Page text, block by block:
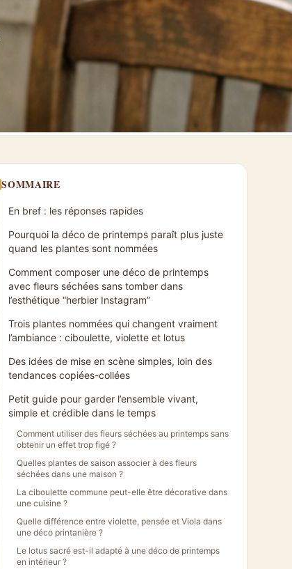
SOMMAIRE
En bref : les réponses rapides
Pourquoi la déco de printemps paraît plus juste
quand les plantes sont nommées
Comment composer une déco de printemps
avec fleurs séchées sans tomber dans
l’esthétique “herbier Instagram”
Trois plantes nommées qui changent vraiment
l’ambiance : ciboulette, violette et lotus
Des idées de mise en scène simples, loin des
tendances copiées-collées
Petit guide pour garder l’ensemble vivant,
simple et crédible dans le temps
Comment utiliser des fleurs séchées au printemps sans
obtenir un effet trop figé ?
Quelles plantes de saison associer à des fleurs
séchées dans une maison ?
La ciboulette commune peut-elle être décorative dans
une cuisine ?
Quelle différence entre violette, pensée et Viola dans
une déco printanière ?
Le lotus sacré est-il adapté à une déco de printemps
en intérieur ?